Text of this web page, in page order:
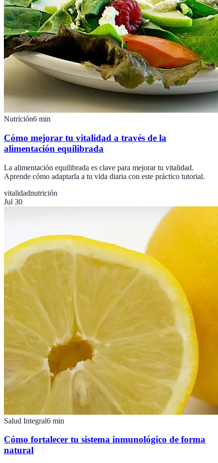
Nutrición6 min
Cómo mejorar tu vitalidad a través de la
alimentación equilibrada
La alimentación equilibrada es clave para mejorar tu vitalidad.
Aprende cómo adaptarla a tu vida diaria con este práctico tutorial.
vitalidadnutrición
Jul 30
Salud Integral6 min
Cómo fortalecer tu sistema inmunológico de forma
natural